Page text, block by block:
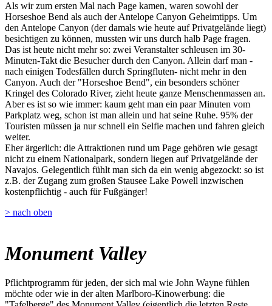
Als wir zum ersten Mal nach Page kamen, waren sowohl der
Horseshoe Bend als auch der Antelope Canyon Geheimtipps. Um
den Antelope Canyon (der damals wie heute auf Privatgelände liegt)
besichtigen zu können, mussten wir uns durch halb Page fragen.
Das ist heute nicht mehr so: zwei Veranstalter schleusen im 30-
Minuten-Takt die Besucher durch den Canyon. Allein darf man -
nach einigen Todesfällen durch Springfluten- nicht mehr in den
Canyon. Auch der "Horseshoe Bend", ein besonders schöner
Kringel des Colorado River, zieht heute ganze Menschenmassen an.
Aber es ist so wie immer: kaum geht man ein paar Minuten vom
Parkplatz weg, schon ist man allein und hat seine Ruhe. 95% der
Touristen müssen ja nur schnell ein Selfie machen und fahren gleich
weiter.
Eher ärgerlich: die Attraktionen rund um Page gehören wie gesagt
nicht zu einem Nationalpark, sondern liegen auf Privatgelände der
Navajos. Gelegentlich fühlt man sich da ein wenig abgezockt: so ist
z.B. der Zugang zum großen Stausee Lake Powell inzwischen
kostenpflichtig - auch für Fußgänger!
> nach oben
Monument Valley
Pflichtprogramm für jeden, der sich mal wie John Wayne fühlen
möchte oder wie in der alten Marlboro-Kinowerbung: die